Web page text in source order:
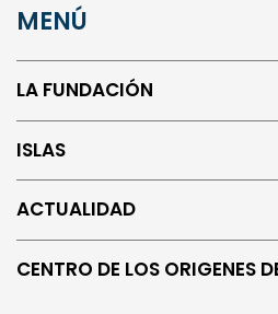
MENÚ
LA FUNDACIÓN
ISLAS
ACTUALIDAD
CENTRO DE LOS ORIGENES